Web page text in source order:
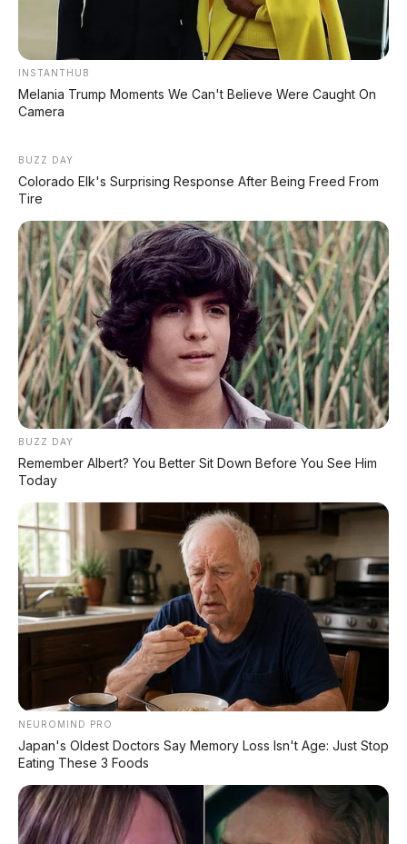
🏍️ Info Motor Kawasaki
#CheryTiggoV #BeijingAutoShow2026
berubah menjadi MPV dan pickup. Ground clearance 220mm,
hybrid, 7 kursi. Rencana produksi 2027. Sumber: Beijing Auto
Show 2026, Chery International.
Bagikan:
Postingan Terkait
Chery Jetour Globetrotter
G700 Debut, SUV Off-
Road Hybrid 892 HP
dengan 3 Diferensial Kunci
Xpeng G9L: SUV Full-Size
Premium dengan AI VLA
2.0 Siap Meluncur di
Indonesia Akhir 2026
Subaru Outback 2026
Resmi Dipamerkan di
GIIAS: SUV Wagon
Premium dengan Ground
Clearance 213 mm dan
Mesin 2.5L Boxer
BAIC Beijing 81 Resmi
Debut: 'Tactical Box' SUV 6
Kursi dengan Range 145
Km dan Harga Mulai Rp54
INSTANTHUB
Melania Trump Moments We Can't Believe Were Caught On
Camera
BUZZ DAY
Colorado Elk's Surprising Response After Being Freed From
Tire
BUZZ DAY
Remember Albert? You Better Sit Down Before You See Him
Today
NEUROMIND PRO
Japan's Oldest Doctors Say Memory Loss Isn't Age: Just Stop
Eating These 3 Foods